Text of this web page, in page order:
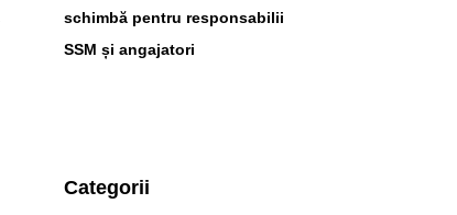
schimbă pentru responsabilii
SSM și angajatori
Categorii